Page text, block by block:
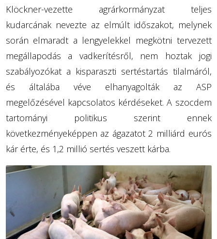
Klöckner-vezette agrárkormányzat teljes
kudarcának nevezte az elmúlt időszakot, melynek
során elmaradt a lengyelekkel megkötni tervezett
megállapodás a vadkerítésről, nem hoztak jogi
szabályozókat a kisparaszti sertéstartás tilalmáról,
és általába véve elhanyagolták az ASP
megelőzésével kapcsolatos kérdéseket. A szocdem
tartományi politikus szerint ennek
következményeképpen az ágazatot 2 milliárd eurós
kár érte, és 1,2 millió sertés veszett kárba.